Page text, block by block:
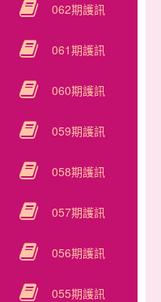
062期護訊
061期護訊
060期護訊
059期護訊
058期護訊
057期護訊
056期護訊
055期護訊